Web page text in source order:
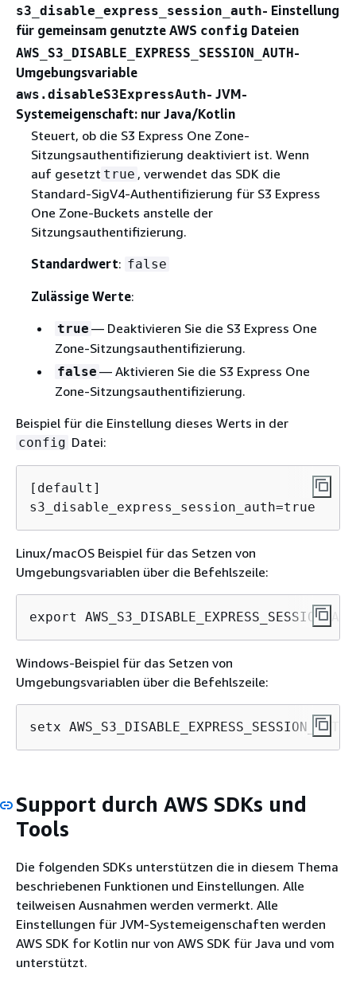
s3_disable_express_session_auth- Einstellung
für gemeinsam genutzte AWS config Dateien
AWS_S3_DISABLE_EXPRESS_SESSION_AUTH-
Umgebungsvariable
aws.disableS3ExpressAuth- JVM-
Systemeigenschaft: nur Java/Kotlin
Steuert, ob die S3 Express One Zone-
Sitzungsauthentifizierung deaktiviert ist. Wenn
auf gesetzt true , verwendet das SDK die
Standard-SigV4-Authentifizierung für S3 Express
One Zone-Buckets anstelle der
Sitzungsauthentifizierung.
Standardwert: false
Zulässige Werte:
true — Deaktivieren Sie die S3 Express One
Zone-Sitzungsauthentifizierung.
false — Aktivieren Sie die S3 Express One
Zone-Sitzungsauthentifizierung.
Beispiel für die Einstellung dieses Werts in der
config Datei:
[default]
s3_disable_express_session_auth=true
Linux/macOS Beispiel für das Setzen von
Umgebungsvariablen über die Befehlszeile:
export
Windows-Beispiel für das Setzen von
Umgebungsvariablen über die Befehlszeile:
setx
Support durch AWS SDKs und
Tools
Die folgenden SDKs unterstützen die in diesem Thema
beschriebenen Funktionen und Einstellungen. Alle
teilweisen Ausnahmen werden vermerkt. Alle
Einstellungen für JVM-Systemeigenschaften werden
AWS SDK for Kotlin nur von AWS SDK für Java und vom
unterstützt.